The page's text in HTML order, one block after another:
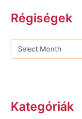
Régiségek
Kategóriák